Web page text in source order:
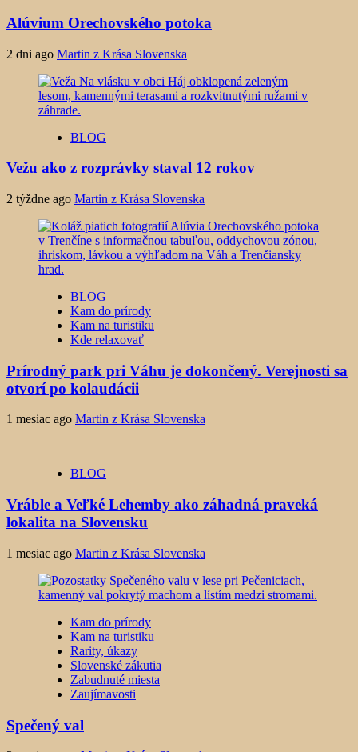
Alúvium Orechovského potoka
2 dni ago Martin z Krása Slovenska
BLOG
Vežu ako z rozprávky staval 12 rokov
2 týždne ago Martin z Krása Slovenska
BLOG
Kam do prírody
Kam na turistiku
Kde relaxovať
Prírodný park pri Váhu je dokončený. Verejnosti sa
otvorí po kolaudácii
1 mesiac ago Martin z Krása Slovenska
BLOG
Vráble a Veľké Lehemby ako záhadná praveká
lokalita na Slovensku
1 mesiac ago Martin z Krása Slovenska
Kam do prírody
Kam na turistiku
Rarity, úkazy
Slovenské zákutia
Zabudnuté miesta
Zaujímavosti
Spečený val